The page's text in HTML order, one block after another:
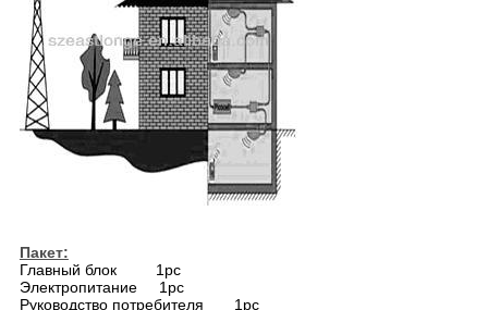
Пакет:
Главный блок 1pc
Электропитание 1pc
Руководство потребителя 1pc